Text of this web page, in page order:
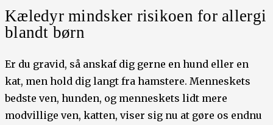
Kæledyr mindsker risikoen for allergi
blandt børn
Er du gravid, så anskaf dig gerne en hund eller en
kat, men hold dig langt fra hamstere. Menneskets
bedste ven, hunden, og menneskets lidt mere
modvillige ven, katten, viser sig nu at gøre os endnu